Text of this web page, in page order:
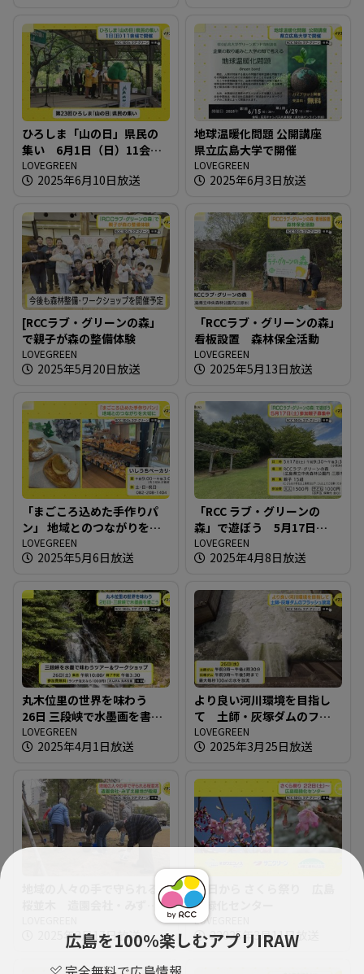
広島を100％楽しむアプリIRAW
ひろしま「山の日」県民の
集い 6月1日（日）11会場
で開催
LOVEGREEN
2025年6月10日放送
地球温暖化問題 公開講座
県立広島大学で開催
LOVEGREEN
2025年6月3日放送
[RCCラブ・グリーンの森」
で親子が森の整備体験
LOVEGREEN
2025年5月20日放送
「RCCラブ・グリーンの森」
看板設置 森林保全活動
LOVEGREEN
2025年5月13日放送
「まごころ込めた手作りパ
ン」 地域とのつながりを大
切に
LOVEGREEN
2025年5月6日放送
「RCC ラブ・グリーンの
森」で遊ぼう 5月17日
（土）参加親子募集中
LOVEGREEN
2025年4月8日放送
丸木位里の世界を味わう
26日 三段峡で水墨画を書こ
う
LOVEGREEN
2025年4月1日放送
より良い河川環境を目指し
て 土師・灰塚ダムのフラ
ッシュ放流
LOVEGREEN
2025年3月25日放送
桜並木 造園会社・みずえ
2025年3月17日放送
22日から さくら祭り 広島
県緑化センター
LOVEGREEN
22025年3月11日放送